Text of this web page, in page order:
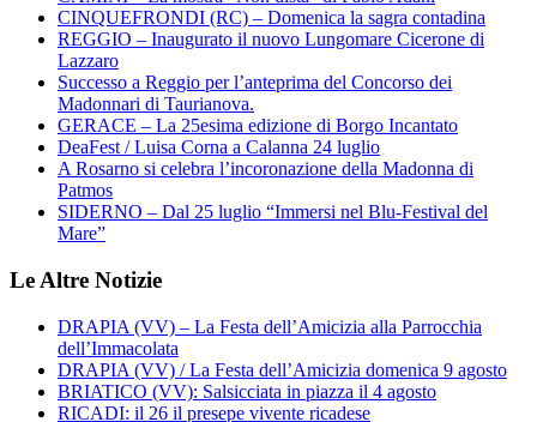
CINQUEFRONDI (RC) – Domenica la sagra contadina
REGGIO – Inaugurato il nuovo Lungomare Cicerone di
Lazzaro
Successo a Reggio per l’anteprima del Concorso dei
Madonnari di Taurianova.
GERACE – La 25esima edizione di Borgo Incantato
DeaFest / Luisa Corna a Calanna 24 luglio
A Rosarno si celebra l’incoronazione della Madonna di
Patmos
SIDERNO – Dal 25 luglio “Immersi nel Blu-Festival del
Mare”
Le Altre Notizie
DRAPIA (VV) – La Festa dell’Amicizia alla Parrocchia
dell’Immacolata
DRAPIA (VV) / La Festa dell’Amicizia domenica 9 agosto
BRIATICO (VV): Salsicciata in piazza il 4 agosto
RICADI: il 26 il presepe vivente ricadese